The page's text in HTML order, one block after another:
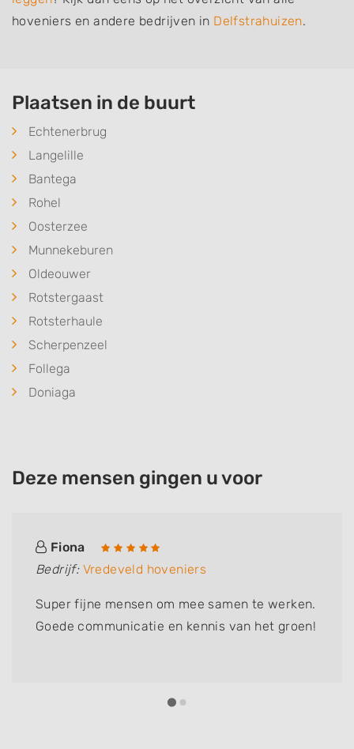
hoveniers en andere bedrijven in Delfstrahuizen.
Plaatsen in de buurt
Echtenerbrug
Langelille
Bantega
Rohel
Oosterzee
Munnekeburen
Oldeouwer
Rotstergaast
Rotsterhaule
Scherpenzeel
Follega
Doniaga
Deze mensen gingen u voor
Fiona
Bedrijf: Vredeveld hoveniers
Super fijne mensen om mee samen te werken.
Goede communicatie en kennis van het groen!